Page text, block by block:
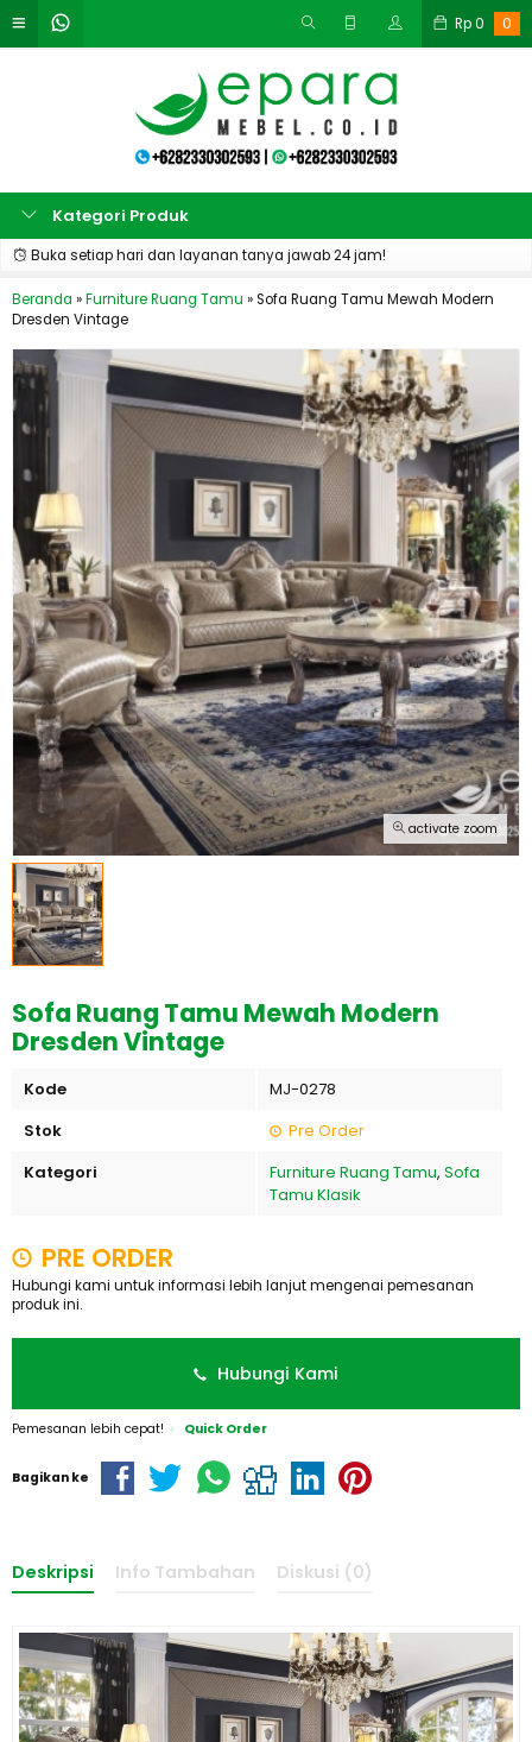
Rp0 0
Kategori Produk
Buka setiap hari dan layanan tanya jawab 24 jam!
Beranda »Furniture Ruang Tamu »Sofa Ruang Tamu Mewah Modern
Dresden Vintage
activate zoom
Sofa Ruang Tamu Mewah Modern
Dresden Vintage
Kode
MJ-0278
Stok
Pre Order
Kategori
Furniture Ruang Tamu, Sofa
Tamu Klasik
PRE ORDER
Hubungi kami untuk informasi lebih lanjut mengenai pemesanan
produk ini.
Hubungi Kami
Pemesanan lebih cepat! Quick Order
Bagikan ke
Deskripsi Info Tambahan Diskusi (0)